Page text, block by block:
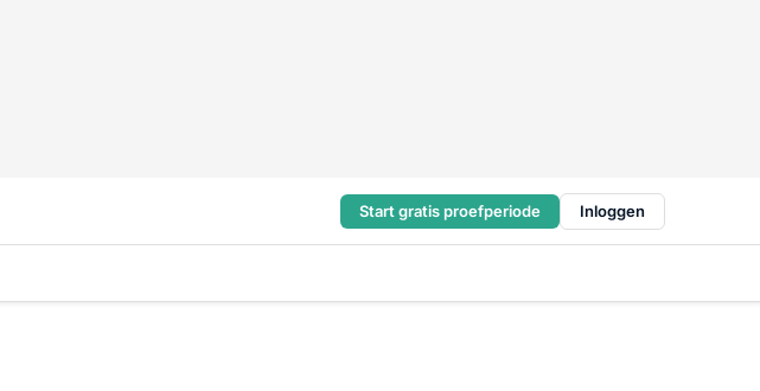
Start gratis proefperiode Inloggen